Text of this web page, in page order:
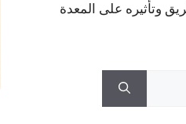
وتأثيره على المعدة